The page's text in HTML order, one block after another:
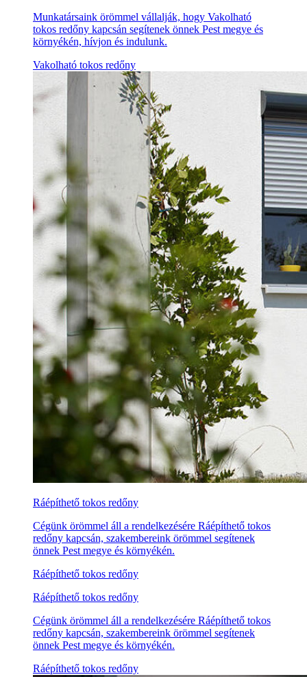
Munkatársaink örömmel vállalják, hogy Vakolható
tokos redőny kapcsán segítenek önnek Pest megye és
környékén, hívjon és indulunk.
Vakolható tokos redőny
Ráépíthető tokos redőny
Cégünk örömmel áll a rendelkezésére Ráépíthető tokos
redőny kapcsán, szakembereink örömmel segítenek
önnek Pest megye és környékén.
Ráépíthető tokos redőny
Ráépíthető tokos redőny
Cégünk örömmel áll a rendelkezésére Ráépíthető tokos
redőny kapcsán, szakembereink örömmel segítenek
önnek Pest megye és környékén.
Ráépíthető tokos redőny